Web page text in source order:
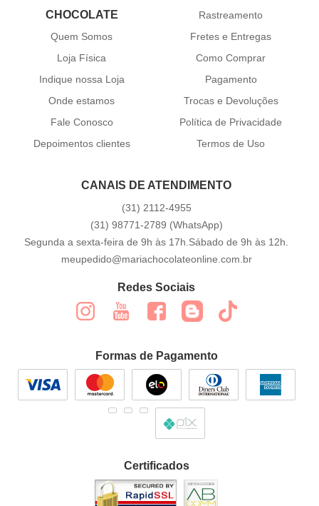
CHOCOLATE
Quem Somos
Loja Física
Indique nossa Loja
Onde estamos
Fale Conosco
Depoimentos clientes
Rastreamento
Fretes e Entregas
Como Comprar
Pagamento
Trocas e Devoluções
Política de Privacidade
Termos de Uso
CANAIS DE ATENDIMENTO
(31) 2112-4955
(31) 98771-2789 (WhatsApp)
Segunda a sexta-feira de 9h às 17h.Sábado de 9h às 12h.
meupedido@mariachocolateonline.com.br
Redes Sociais
Formas de Pagamento
Certificados